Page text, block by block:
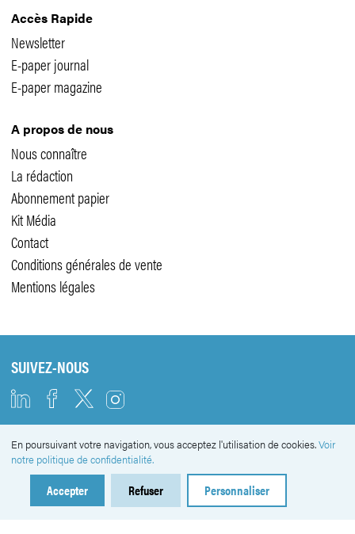
Accès Rapide
Newsletter
E-paper journal
E-paper magazine
A propos de nous
Nous connaître
La rédaction
Abonnement papier
Kit Média
Contact
Conditions générales de vente
Mentions légales
SUIVEZ-NOUS
NEWSLETTER
En poursuivant votre navigation, vous acceptez l'utilisation de cookies.Voir
notre politique de confidentialité.
Accepter Refuser Personnaliser